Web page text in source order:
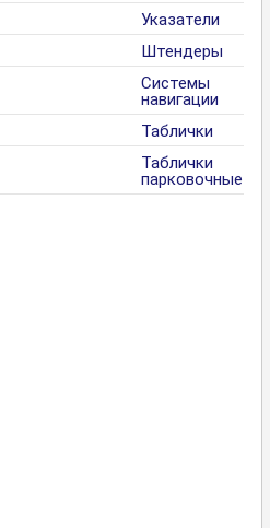
Указатели
Штендеры
Системы
навигации
Таблички
Таблички
парковочные